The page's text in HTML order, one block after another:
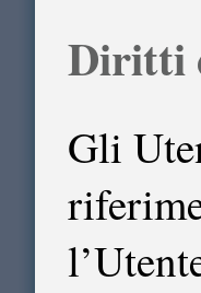
Diritti
Gli